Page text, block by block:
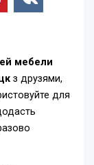
мебели
з друзями,
для